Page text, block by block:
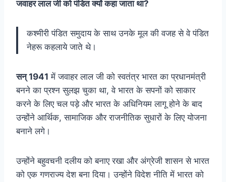
जवाहर लाल जी को पंडित क्यों कहा जाता था?
कश्मीरी पंडित समुदाय के साथ उनके मूल की वजह से वे पंडित
नेहरू कहलाये जाते थे।
सन् 1941 में जवाहर लाल जी को स्वतंत्र भारत का प्रधानमंत्री
बनने का प्रश्न सुलझ चुका था, वे भारत के सपनों को साकार
करने के लिए चल पड़े और भारत के अधिनियम लागू होने के बाद
उन्होंने आर्थिक, सामाजिक और राजनीतिक सुधारों के लिए योजना
बनाने लगे।
उन्होंने बहुवचनी दलीय को बनाए रखा और अंग्रेजी शासन से भारत
को एक गणराज्य देश बना दिया। उन्होंने विदेश नीति में भारत को